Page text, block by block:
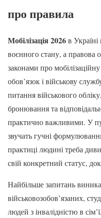
про правила
Мобілізація 2026в
воєнного стану, а правова
законами про
обов’язок і військову
питання військового
бронювання та
практично важливими. У
звучать гучні
практиці людині треба
свій конкретний статус,
Найбільше запитань
військовозобов’язаних,
людей з інвалідністю в